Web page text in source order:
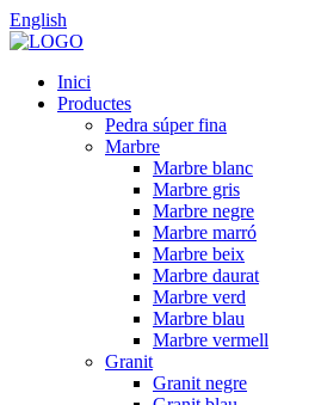
English
Inici
Productes
Pedra súper fina
Marbre
Marbre blanc
Marbre gris
Marbre negre
Marbre marró
Marbre beix
Marbre daurat
Marbre verd
Marbre blau
Marbre vermell
Granit
Granit negre